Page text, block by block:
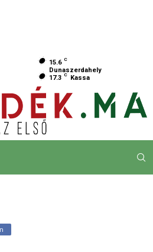
15.6 C
Dunaszerdahely
17.3 C Kassa